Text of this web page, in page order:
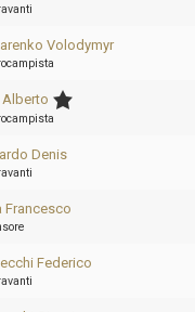
Volodymyr
Alberto
Denis
Francesco
Federico